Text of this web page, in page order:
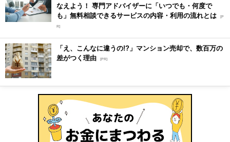
なえよう！ 専門アドバイザーに「いつでも・何度で
も」無料相談できるサービスの内容・利用の流れとは [P
R]
「え、こんなに違うの!?」マンション売却で、数百万の
差がつく理由 [PR]